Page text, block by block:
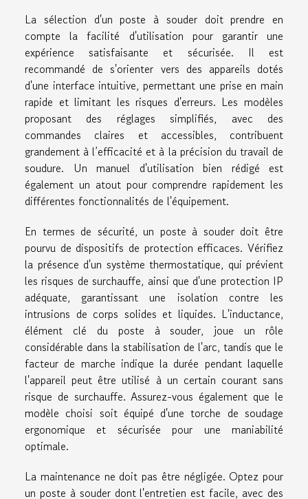
La sélection d'un poste à souder doit prendre en
compte la facilité d'utilisation pour garantir une
expérience satisfaisante et sécurisée. Il est
recommandé de s'orienter vers des appareils dotés
d'une interface intuitive, permettant une prise en main
rapide et limitant les risques d'erreurs. Les modèles
proposant des réglages simplifiés, avec des
commandes claires et accessibles, contribuent
grandement à l’efficacité et à la précision du travail de
soudure. Un manuel d'utilisation bien rédigé est
également un atout pour comprendre rapidement les
différentes fonctionnalités de l'équipement.
En termes de sécurité, un poste à souder doit être
pourvu de dispositifs de protection efficaces. Vérifiez
la présence d'un système thermostatique, qui prévient
les risques de surchauffe, ainsi que d'une protection IP
adéquate, garantissant une isolation contre les
intrusions de corps solides et liquides. L'inductance,
élément clé du poste à souder, joue un rôle
considérable dans la stabilisation de l'arc, tandis que le
facteur de marche indique la durée pendant laquelle
l'appareil peut être utilisé à un certain courant sans
risque de surchauffe. Assurez-vous également que le
modèle choisi soit équipé d'une torche de soudage
ergonomique et sécurisée pour une maniabilité
optimale.
La maintenance ne doit pas être négligée. Optez pour
un poste à souder dont l'entretien est facile, avec des